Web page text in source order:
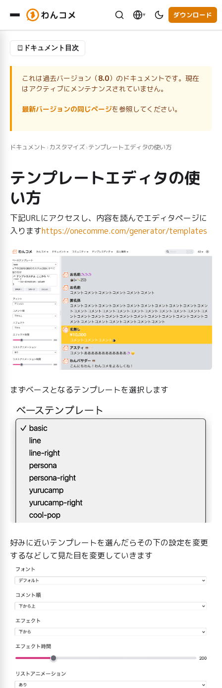
わんコメ ▾ ダウンロード
ドキュメント目次
これは過去バージョン（8.0）のドキュメントです。現在
はアクティブにメンテナンスされていません。
最新バージョンの同じページを参照してください。
ドキュメント › カスタマイズ › テンプレートエディタの使い方
テンプレートエディタの使
い方
下記URLにアクセスし、内容を読んでエディタページに
入りますhttps://onecomme.com/generator/templates
まずベースとなるテンプレートを選択します
好みに近いテンプレートを選んだらその下の設定を変更
するなどして見た目を変更していきます